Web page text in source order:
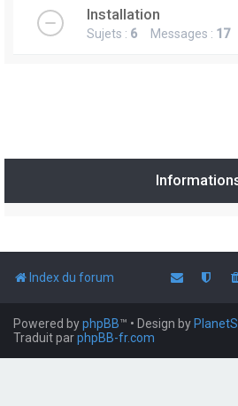
Installation
Sujets : 6 Messages : 17
Index du forum
Powered byphpBB™ • Design by
Traduit parphpBB-fr.com